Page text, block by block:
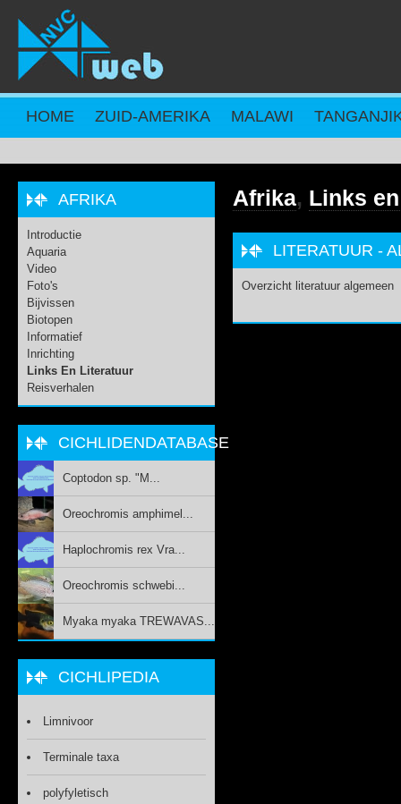
Overslaan en naar de inhoud gaan
HOME ZUID-AMERIKA MALAWI
Afrika, Links
LITERATUUR -
Overzicht literatuur algemeen
AFRIKA
Introductie
Aquaria
Video
Foto's
Bijvissen
Biotopen
Informatief
Inrichting
Links En Literatuur
Reisverhalen
CICHLIDENDATABASE
Coptodon sp. "M...
Oreochromis amphimel...
Haplochromis rex Vra...
Oreochromis schwebi...
Myaka myaka TREWAVAS...
CICHLIPEDIA
Limnivoor
Terminale taxa
polyfyletisch